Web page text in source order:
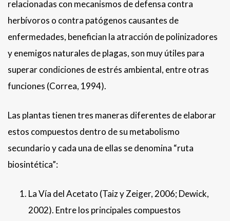
relacionadas con mecanismos de defensa contra
herbívoros o contra patógenos causantes de
enfermedades, benefician la atracción de polinizadores
y enemigos naturales de plagas, son muy útiles para
superar condiciones de estrés ambiental, entre otras
funciones (Correa, 1994).
Las plantas tienen tres maneras diferentes de elaborar
estos compuestos dentro de su metabolismo
secundario y cada una de ellas se denomina “ruta
biosintética”:
La Vía del Acetato (Taiz y Zeiger, 2006; Dewick,
2002). Entre los principales compuestos